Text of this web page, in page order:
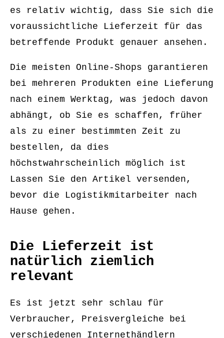
es relativ wichtig, dass Sie sich die
voraussichtliche Lieferzeit für das
betreffende Produkt genauer ansehen.
Die meisten Online-Shops garantieren
bei mehreren Produkten eine Lieferung
nach einem Werktag, was jedoch davon
abhängt, ob Sie es schaffen, früher
als zu einer bestimmten Zeit zu
bestellen, da dies
höchstwahrscheinlich möglich ist
Lassen Sie den Artikel versenden,
bevor die Logistikmitarbeiter nach
Hause gehen.
Die Lieferzeit ist
natürlich ziemlich
relevant
Es ist jetzt sehr schlau für
Verbraucher, Preisvergleiche bei
verschiedenen Internethändlern